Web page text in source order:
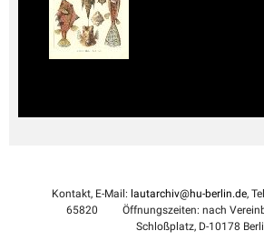
Kontakt, E-Mail: lautarchiv@hu-berlin.de,
65820
Öffnungszeiten: nach
Schloßplatz, D-10178